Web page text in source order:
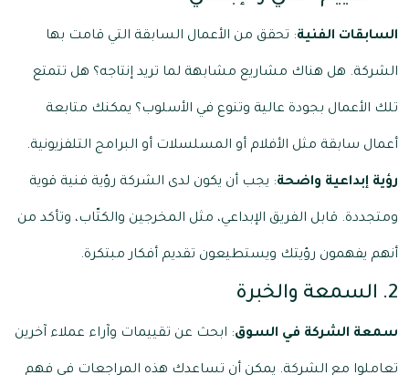
السابقات الفنية: تحقق من الأعمال السابقة التي قامت بها
الشركة. هل هناك مشاريع مشابهة لما تريد إنتاجه؟ هل تتمتع
تلك الأعمال بجودة عالية وتنوع في الأسلوب؟ يمكنك متابعة
أعمال سابقة مثل الأفلام أو المسلسلات أو البرامج التلفزيونية.
رؤية إبداعية واضحة: يجب أن يكون لدى الشركة رؤية فنية قوية
ومتجددة. قابل الفريق الإبداعي، مثل المخرجين والكتّاب، وتأكد من
أنهم يفهمون رؤيتك ويستطيعون تقديم أفكار مبتكرة.
2. السمعة والخبرة
سمعة الشركة في السوق: ابحث عن تقييمات وآراء عملاء آخرين
تعاملوا مع الشركة. يمكن أن تساعدك هذه المراجعات في فهم